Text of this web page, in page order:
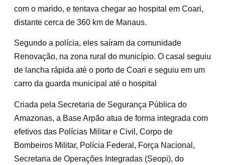
com o marido, e tentava chegar ao hospital em Coari,
distante cerca de 360 km de Manaus.
Segundo a polícia, eles saíram da comunidade
Renovação, na zona rural do município. O casal seguiu
de lancha rápida até o porto de Coari e seguiu em um
carro da guarda municipal até o hospital
Criada pela Secretaria de Segurança Pública do
Amazonas, a Base Arpão atua de forma integrada com
efetivos das Polícias Militar e Civil, Corpo de
Bombeiros Militar, Polícia Federal, Força Nacional,
Secretaria de Operações Integradas (Seopi), do